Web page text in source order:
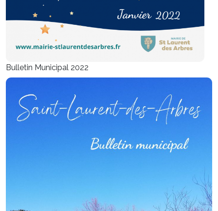
Bulletin Municipal 2022